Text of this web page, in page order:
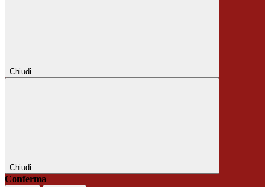
Chiudi
Chiudi
Conferma